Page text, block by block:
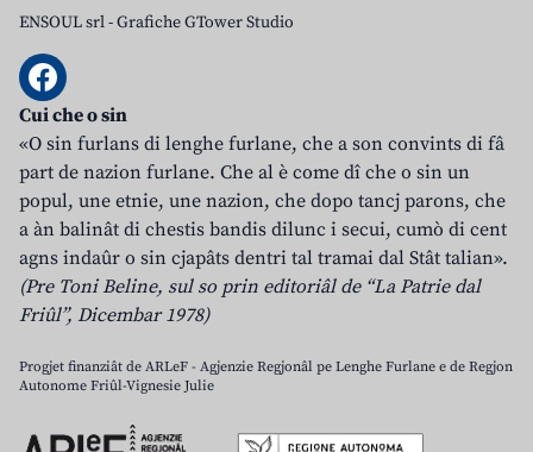
ENSOUL srl-Grafiche GTower Studio
Cui che o sin
«O sin furlans di lenghe furlane, che a son convints di fâ
part de nazion furlane. Che al è come dî che o sin un
popul, une etnie, une nazion, che dopo tancj parons, che
a àn balinât di chestis bandis dilunc i secui, cumò di cent
agns indaûr o sin cjapâts dentri tal tramai dal Stât talian».
(Pre Toni Beline, sul so prin editoriâl de “La Patrie dal
Friûl”, Dicembar 1978)
Progjet finanziât de ARLeF - Agjenzie Regjonâl pe Lenghe Furlane e de Regjon
Autonome Friûl-Vignesie Julie